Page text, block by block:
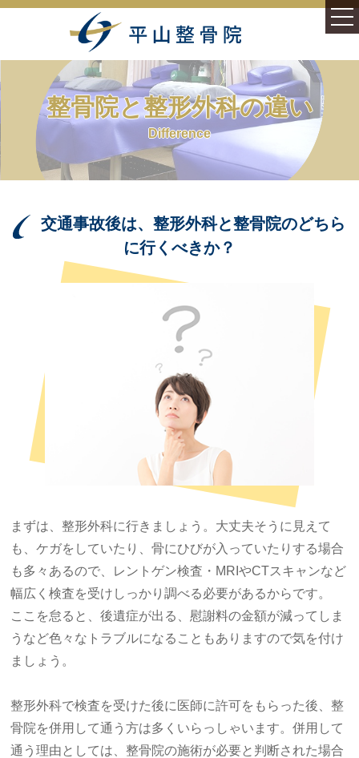
ホーム
施術案内
症状別
様々なむち打ち症
腰痛(腰椎捻挫・損傷)
平山整骨院について
交通事故にあったら
交通事故の保険
整骨院と整形外科の違い
交通事故後のリハビリ
アクセス
お問い合わせ
整骨院と整形外科の違い
Difference
交通事故後は、整形外科と整骨院のどちら
に行くべきか？
まずは、整形外科に行きましょう。大丈夫そうに見えて
も、ケガをしていたり、骨にひびが入っていたりする場合
も多々あるので、レントゲン検査・MRIやCTスキャンなど
幅広く検査を受けしっかり調べる必要があるからです。
ここを怠ると、後遺症が出る、慰謝料の金額が減ってしま
うなど色々なトラブルになることもありますので気を付け
ましょう。
整形外科で検査を受けた後に医師に許可をもらった後、整
骨院を併用して通う方は多くいらっしゃいます。併用して
通う理由としては、整骨院の施術が必要と判断された場合